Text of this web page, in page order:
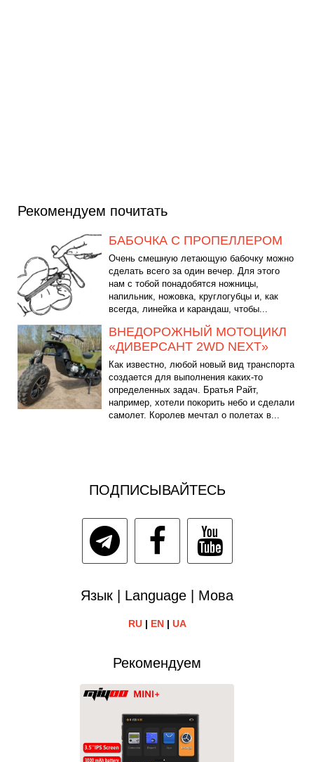
Рекомендуем почитать
БАБОЧКА С ПРОПЕЛЛЕРОМ
Очень смешную летающую бабочку можно
сделать всего за один вечер. Для этого
нам с тобой понадобятся ножницы,
напильник, ножовка, круглогубцы и, как
всегда, линейка и карандаш, чтобы...
ВНЕДОРОЖНЫЙ МОТОЦИКЛ
«ДИВЕРСАНТ 2WD NEXT»
Как известно, любой новый вид транспорта
создается для выполнения каких-то
определенных задач. Братья Райт,
например, хотели покорить небо и сделали
самолет. Королев мечтал о полетах в...
ПОДПИСЫВАЙТЕСЬ
Язык | Language | Мова
RU| EN| UA
Рекомендуем